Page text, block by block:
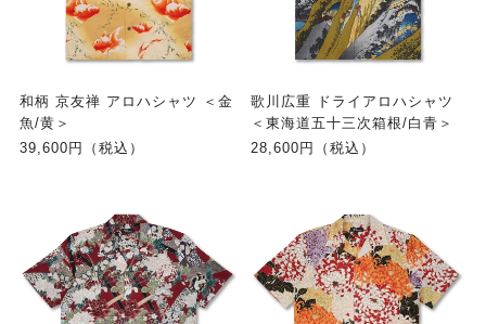
和柄 京友禅 アロハシャツ ＜金
魚/黄＞
39,600円（税込）
歌川広重 ドライアロハシャツ
＜東海道五十三次箱根/白青＞
28,600円（税込）